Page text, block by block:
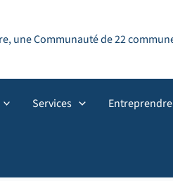
une Communauté de 22
Services Entreprendre